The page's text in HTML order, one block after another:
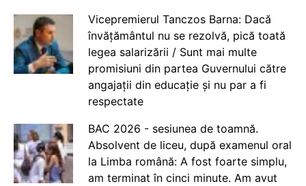
Vicepremierul Tanczos Barna: Dacă
învățământul nu se rezolvă, pică toată
legea salarizării / Sunt mai multe
promisiuni din partea Guvernului către
angajații din educație și nu par a fi
respectate
BAC 2026 - sesiunea de toamnă.
Absolvent de liceu, după examenul oral
la Limba română: A fost foarte simplu,
am terminat în cinci minute. Am avut